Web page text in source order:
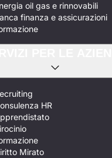
oil gas e rinnovabili
finanza e assicurazioni
HR
Mirato